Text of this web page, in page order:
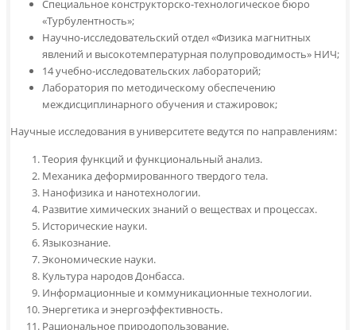
Специальное конструкторско-технологическое бюро
«Турбулентность»;
Научно-исследовательский отдел «Физика магнитных
явлений и высокотемпературная полупроводимость» НИЧ;
14 учебно-исследовательских лабораторий;
Лаборатория по методическому обеспечению
междисциплинарного обучения и стажировок;
Научные исследования в университете ведутся по направлениям:
Теория функций и функциональный анализ.
Механика деформированного твердого тела.
Нанофизика и нанотехнологии.
Развитие химических знаний о веществах и процессах.
Исторические науки.
Языкознание.
Экономические науки.
Культура народов Донбасса.
Информационные и коммуникационные технологии.
Энергетика и энергоэффективность.
Рациональное природопользование.